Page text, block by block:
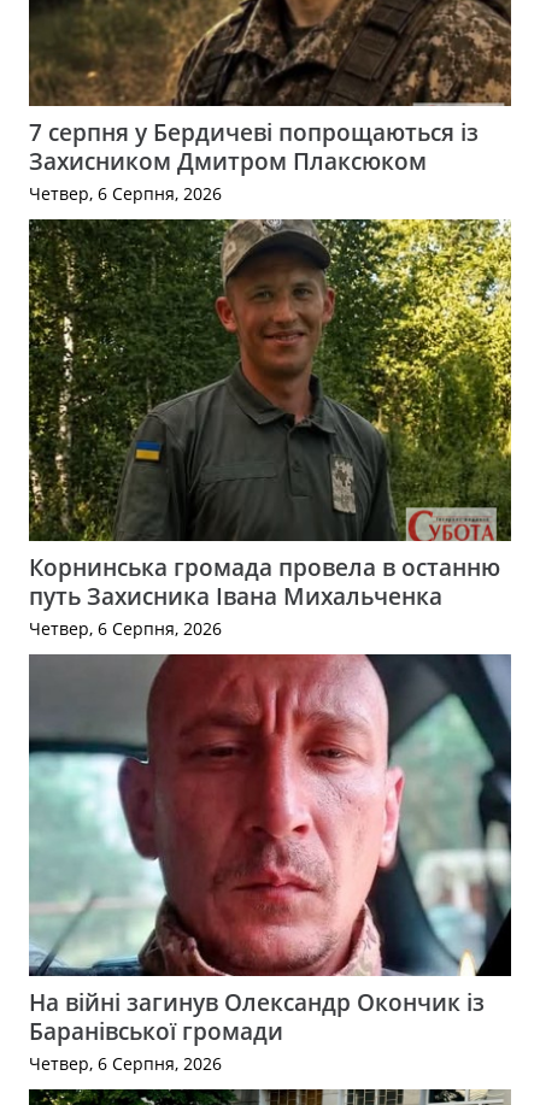
7 серпня у Бердичеві попрощаються із
Захисником Дмитром Плаксюком
Четвер, 6 Серпня, 2026
Корнинська громада провела в останню
путь Захисника Івана Михальченка
Четвер, 6 Серпня, 2026
На війні загинув Олександр Окончик із
Баранівської громади
Четвер, 6 Серпня, 2026